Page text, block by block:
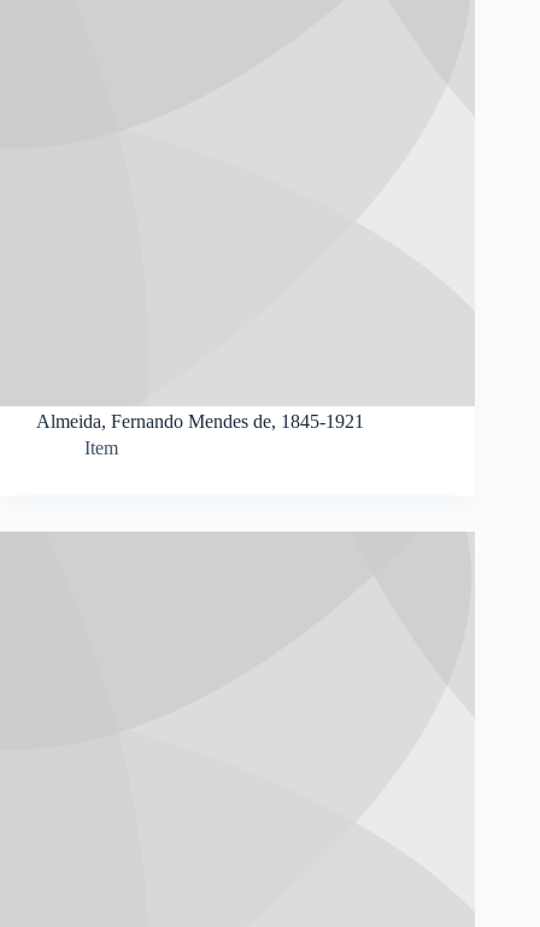
Almeida, Fernando Mendes de, 1845-1921
Item